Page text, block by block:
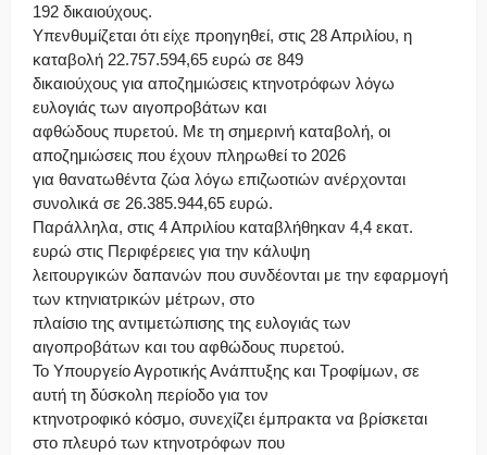
192 δικαιούχους.
Υπενθυμίζεται ότι είχε προηγηθεί, στις 28 Απριλίου, η
καταβολή 22.757.594,65 ευρώ σε 849
δικαιούχους για αποζημιώσεις κτηνοτρόφων λόγω
ευλογιάς των αιγοπροβάτων και
αφθώδους πυρετού. Με τη σημερινή καταβολή, οι
αποζημιώσεις που έχουν πληρωθεί το 2026
για θανατωθέντα ζώα λόγω επιζωοτιών ανέρχονται
συνολικά σε 26.385.944,65 ευρώ.
Παράλληλα, στις 4 Απριλίου καταβλήθηκαν 4,4 εκατ.
ευρώ στις Περιφέρειες για την κάλυψη
λειτουργικών δαπανών που συνδέονται με την εφαρμογή
των κτηνιατρικών μέτρων, στο
πλαίσιο της αντιμετώπισης της ευλογιάς των
αιγοπροβάτων και του αφθώδους πυρετού.
Το Υπουργείο Αγροτικής Ανάπτυξης και Τροφίμων, σε
αυτή τη δύσκολη περίοδο για τον
κτηνοτροφικό κόσμο, συνεχίζει έμπρακτα να βρίσκεται
στο πλευρό των κτηνοτρόφων που